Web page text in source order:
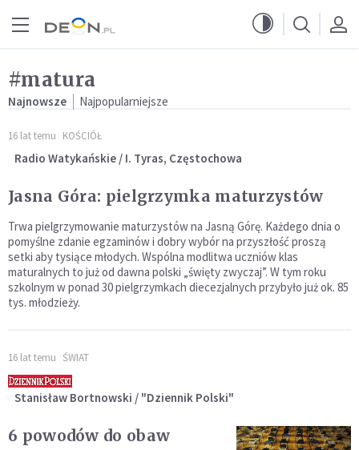
#matura
Najnowsze Najpopularniejsze
16 lat temu KOŚCIÓŁ
Radio Watykańskie / I. Tyras, Częstochowa
Jasna Góra: pielgrzymka maturzystów
Trwa pielgrzymowanie maturzystów na Jasną Górę. Każdego dnia o
pomyślne zdanie egzaminów i dobry wybór na przyszłość proszą
setki aby tysiące młodych. Wspólna modlitwa uczniów klas
maturalnych to już od dawna polski „święty zwyczaj”. W tym roku
szkolnym w ponad 30 pielgrzymkach diecezjalnych przybyło już ok. 85
tys. młodzieży.
16 lat temu ŚWIAT
Stanisław Bortnowski / "Dziennik Polski"
6 powodów do obaw